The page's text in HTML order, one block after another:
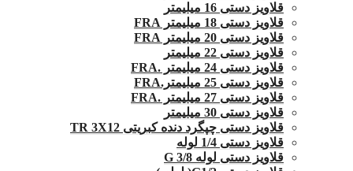
قلاویز دستی 16 میلیمتر
قلاویز دستی 18 میلیمتر FRA
قلاویز دستی 20 میلیمتر FRA
قلاویز دستی 22 میلیمتر
قلاویز دستی 24 میلیمتر .FRA
قلاویز دستی 25 میلیمتر.FRA
قلاویز دستی 27 میلیمتر .FRA
قلاویز دستی 30 میلیمتر
قلاویز دستی چپگرد دنده کبریتی TR 3X12
قلاویز دستی 1/4 لوله
قلاویز دستی لوله G 3/8